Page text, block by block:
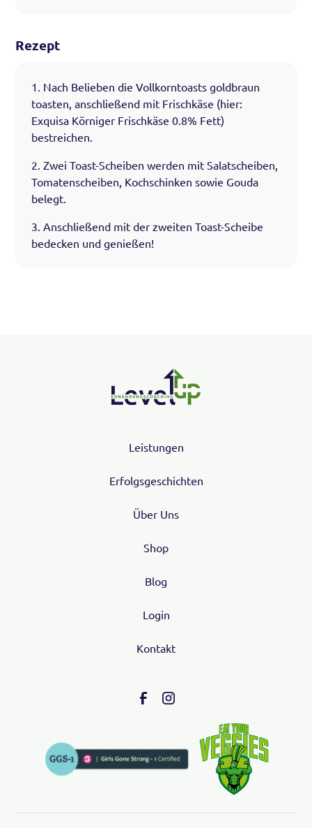
Rezept
1. Nach Belieben die Vollkorntoasts goldbraun
toasten, anschließend mit Frischkäse (hier:
Exquisa Körniger Frischkäse 0.8% Fett)
bestreichen.
2. Zwei Toast-Scheiben werden mit Salatscheiben,
Tomatenscheiben, Kochschinken sowie Gouda
belegt.
3. Anschließend mit der zweiten Toast-Scheibe
bedecken und genießen!
Leistungen
Erfolgsgeschichten
Über Uns
Shop
Blog
Login
Kontakt